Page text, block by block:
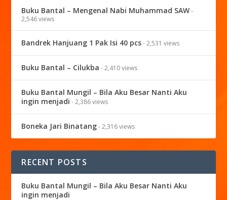
Buku Bantal – Mengenal Nabi Muhammad SAW-
2,546 views
Bandrek Hanjuang 1 Pak Isi 40 pcs- 2,531 views
Buku Bantal – Cilukba - 2,410 views
Buku Bantal Mungil – Bila Aku Besar Nanti Aku
ingin menjadi - 2,386 views
Boneka Jari Binatang- 2,316 views
RECENT POSTS
Buku Bantal Mungil – Bila Aku Besar Nanti Aku
ingin menjadi